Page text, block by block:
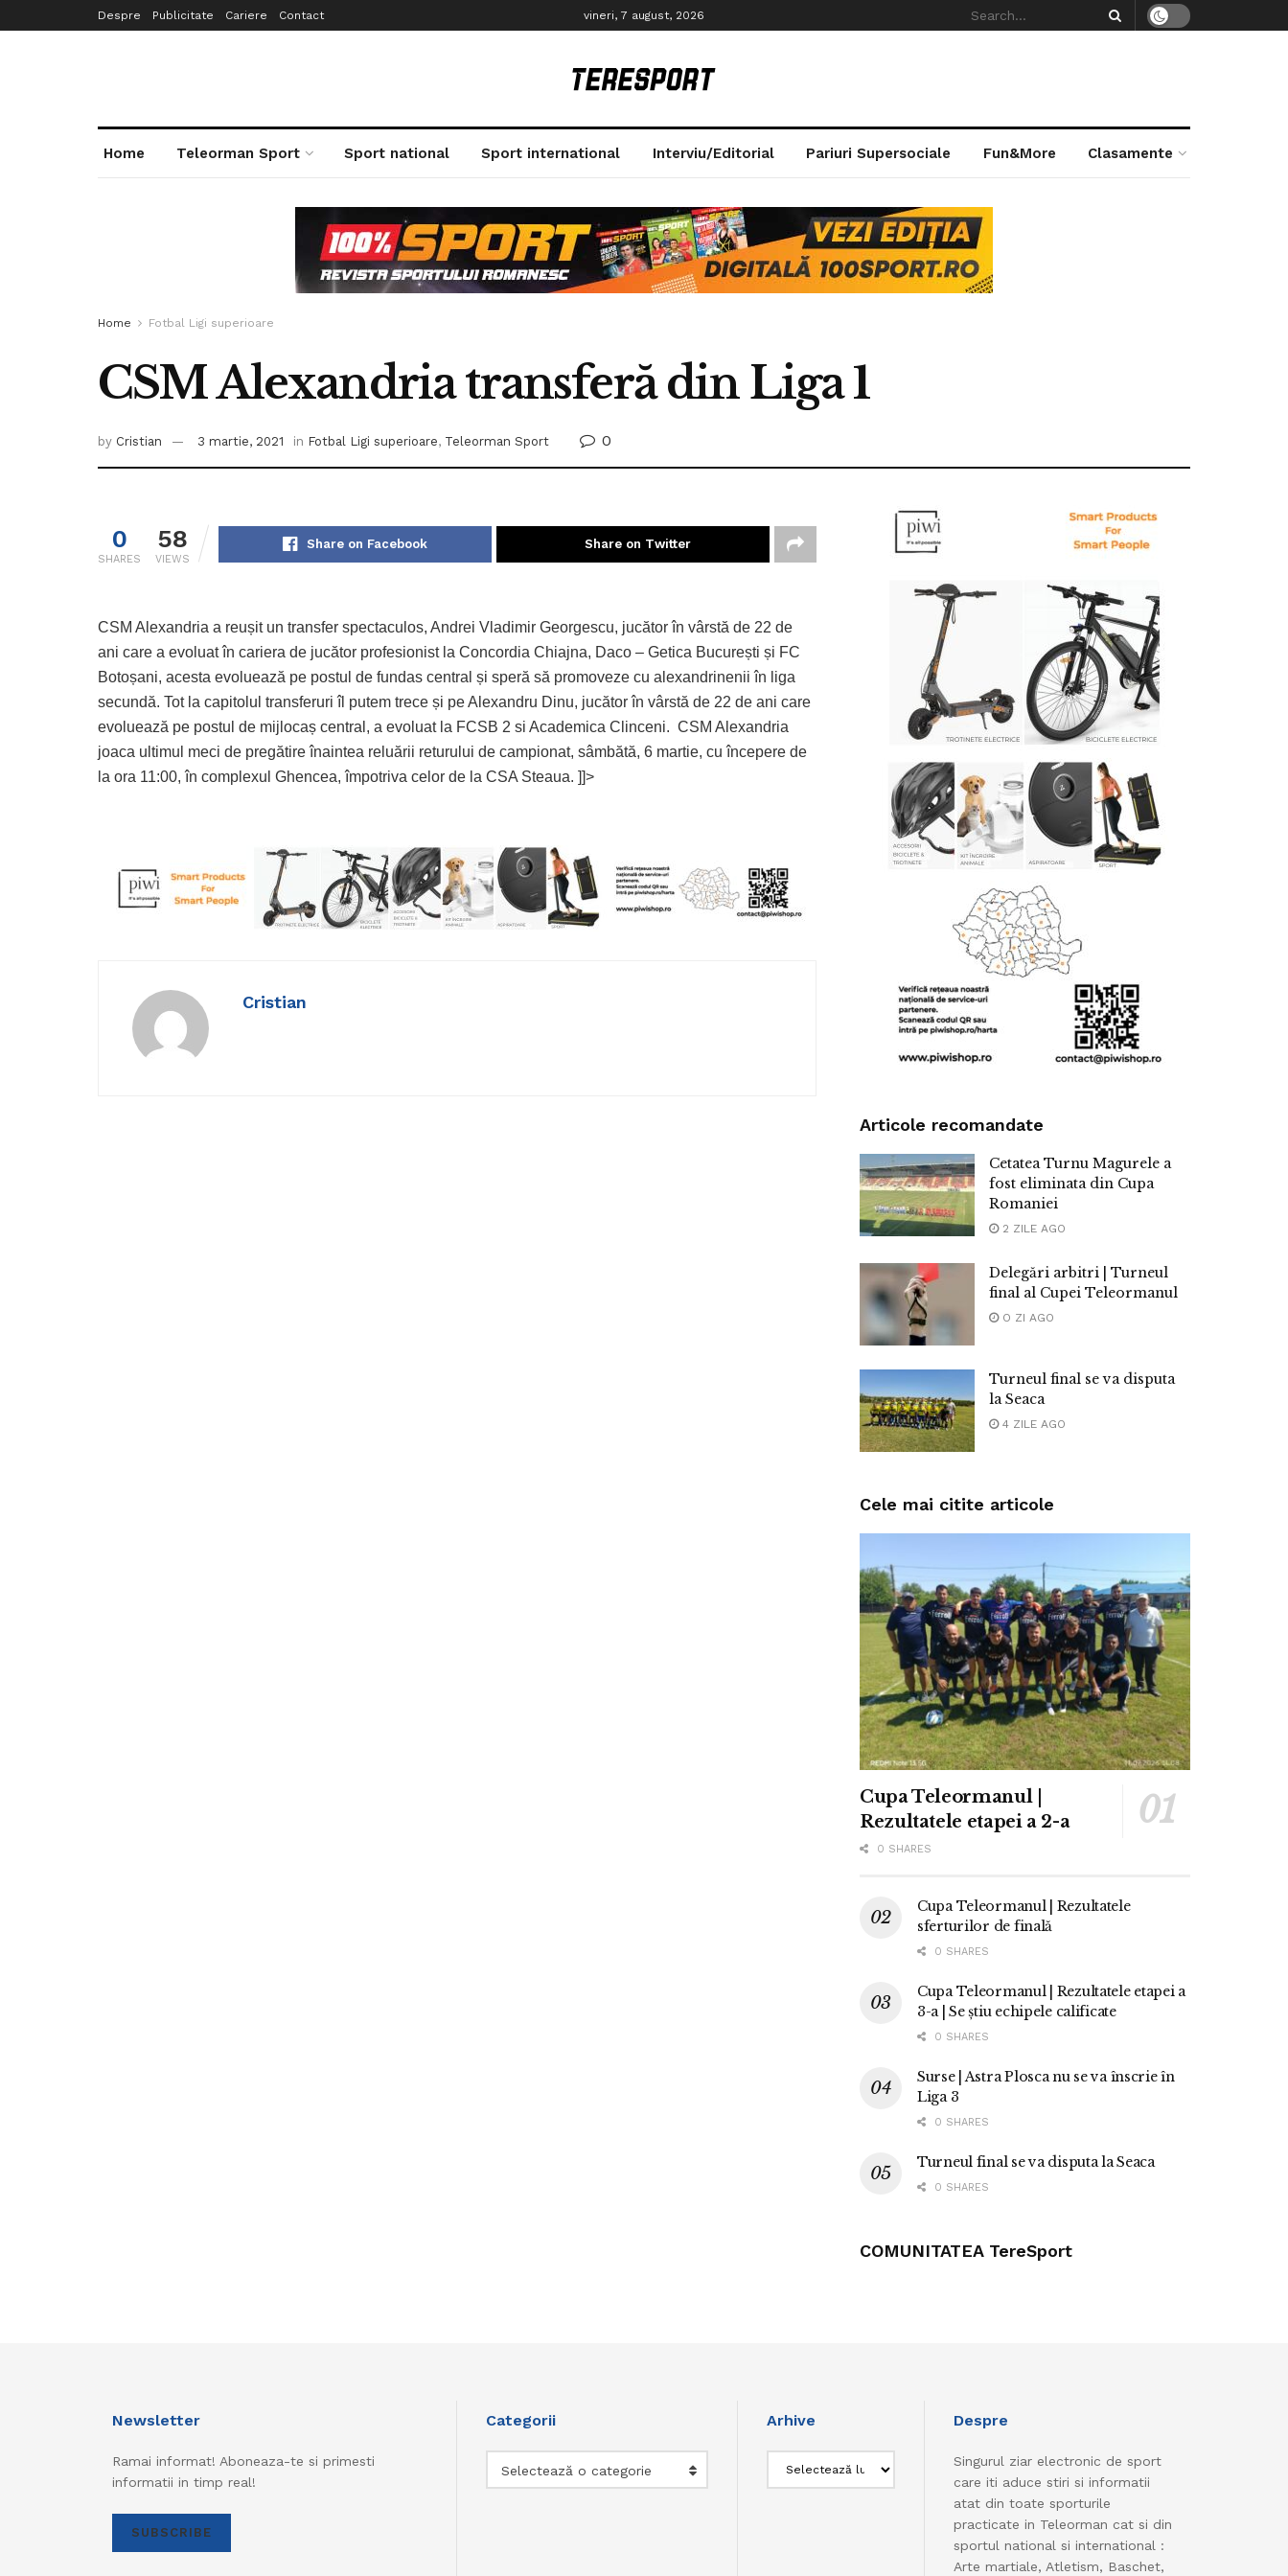
Despre Publicitate Cariere Contact vineri, 7 august, 2026
Home Teleorman Sport Sport national Sport international Interviu/Editorial Pariuri Supersociale Fun&More Clasamente
Home Fotbal Ligi superioare
CSM Alexandria transferă din Liga 1
by Cristian 3 martie, 2021 in Fotbal Ligi superioare, Teleorman Sport 0
0
SHARES
58
VIEWS
Share on Facebook Share on Twitter
CSM Alexandria a reușit un transfer spectaculos, Andrei Vladimir Georgescu, jucător în vârstă de 22 de
ani care a evoluat în cariera de jucător profesionist la Concordia Chiajna, Daco – Getica București și FC
Botoșani, acesta evoluează pe postul de fundas central și speră să promoveze cu alexandrinenii în liga
secundă. Tot la capitolul transferuri îl putem trece și pe Alexandru Dinu, jucător în vârstă de 22 de ani care
evoluează pe postul de mijlocaș central, a evoluat la FCSB 2 si Academica Clinceni. CSM Alexandria
joaca ultimul meci de pregătire înaintea reluării returului de campionat, sâmbătă, 6 martie, cu începere de
la ora 11:00, în complexul Ghencea, împotriva celor de la CSA Steaua. ]]>
Cristian
Articole recomandate
Cetatea Turnu Magurele a
fost eliminata din Cupa
Romaniei
2 ZILE AGO
Delegări arbitri | Turneul
final al Cupei Teleormanul
O ZI AGO
Turneul final se va disputa
la Seaca
4 ZILE AGO
Cele mai citite articole
Cupa Teleormanul |
Rezultatele etapei a 2-a
0 SHARES
Cupa Teleormanul | Rezultatele
sferturilor de finală
0 SHARES
Cupa Teleormanul | Rezultatele etapei a
3-a | Se știu echipele calificate
0 SHARES
Surse | Astra Plosca nu se va înscrie în
Liga 3
0 SHARES
Turneul final se va disputa la Seaca
0 SHARES
COMUNITATEA TereSport
Newsletter
Ramai informat! Aboneaza-te si primesti
informatii in timp real!
SUBSCRIBE
Categorii
Selectează o categorie
Arhive Despre
Singurul ziar electronic de sport
care iti aduce stiri si informatii
atat din toate sporturile
practicate in Teleorman cat si din
sportul national si international :
Arte martiale, Atletism, Baschet,